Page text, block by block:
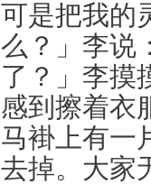
可是把我的
么？」李说
了？」李摸
感到擦着衣
马褂上有一
去掉。大家